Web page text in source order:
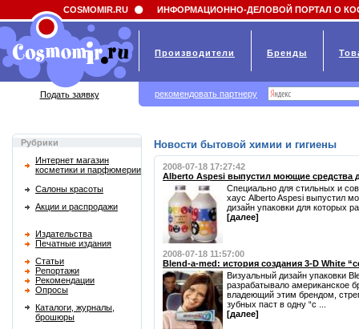
Field 'news_title' doesn't have a default value
Рубрики
Интернет магазин
косметики и парфюмерии
Салоны красоты
Акции и распродажи
Издательства
Печатные издания
Статьи
Репортажи
Рекомендации
Опросы
Каталоги, журналы,
брошюры
Новости бытовой химии и гигиены
2008-07-18 17:27:42
Alberto Aspesi выпустил моющие средства
Специально для стильных и
хаус Alberto Aspesi выпустил
дизайн упаковки для которых
[далее]
2008-07-18 11:57:00
Blend-a-med: история создания 3-D White
Визуальный дизайн упаковки
разрабатывало американское
владеющий этим брендом,
зубных паст в одну “с ...
[далее]
COSMOMIR.RU ИНФОРМАЦИОННО-ДЕЛОВОЙ ПОРТАЛ О
Производители Бренды
Подать заявку рекомендовать партнеру